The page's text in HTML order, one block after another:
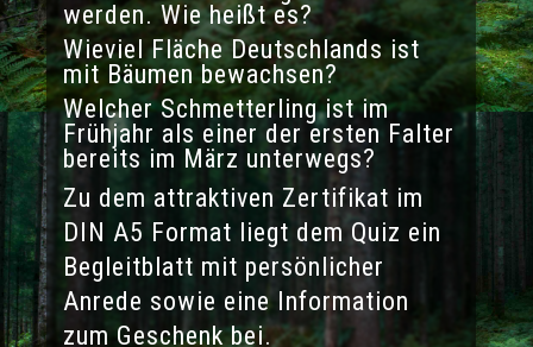
werden. Wie heißt es?
Wieviel Fläche Deutschlands ist
mit Bäumen bewachsen?
Welcher Schmetterling ist im
Frühjahr als einer der ersten Falter
bereits im März unterwegs?
Zu dem attraktiven Zertifikat im
DIN A5 Format liegt dem Quiz ein
Begleitblatt mit persönlicher
Anrede sowie eine Information
zum Geschenk bei.